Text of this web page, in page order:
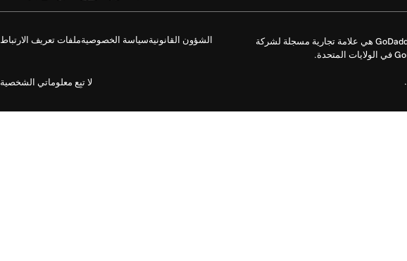
الشؤون القانونيةسياسة الخصوصيةملفات تعريف الارتباط
لا تبِع معلوماتي الشخصية
حقوق الطبع والنشر © للأعوام من 1999 إلى 2026 محفوظة لشركة GoDaddy Operating Company, LLC. جميع الحقوق محفوظة. علامة الكلمة GoDaddy هي علامة تجارية مسجلة لشركة
.